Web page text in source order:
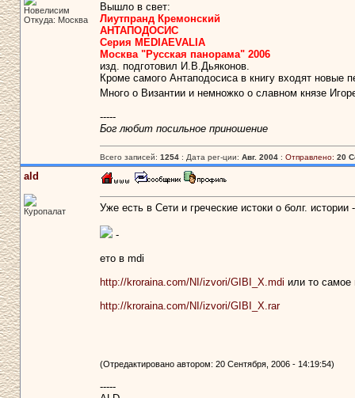
Новелисим
Откуда: Москва
Вышло в свет:
Лиутпранд Кремонский
АНТАПОДОСИС
Серия MEDIAEVALIA
Москва "Русская панорама" 2006
изд. подготовил И.В.Дьяконов.
Кроме самого Антаподосиса в книгу входят новые
Много о Византии и немножко о славном князе
-----
Бог любит посильное приношение
Всего записей: 1254: Дата рег-ции: Авг. 2004: Отправлено: 20
ald
Куропалат Уже есть в Сети и греческие истоки о болг. истории
-
ето в mdi
http://kroraina.com/NI/izvori/GIBI_X.mdi или то самое
http://kroraina.com/NI/izvori/GIBI_X.rar
(Отредактировано автором: 20 Сентября, 2006 - 14:19:54)
-----